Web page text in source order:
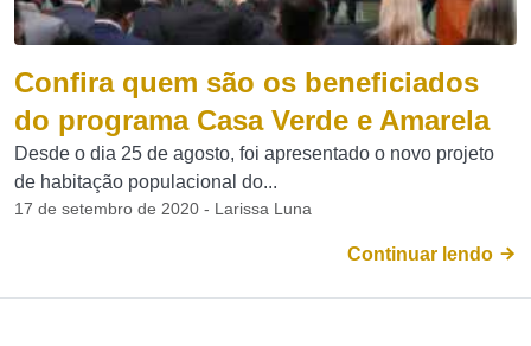
Confira quem são os beneficiados
do programa Casa Verde e Amarela
Desde o dia 25 de agosto, foi apresentado o novo projeto
de habitação populacional do...
17 de setembro de 2020 - Larissa Luna
Continuar lendo